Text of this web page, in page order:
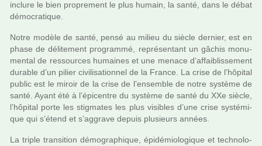
inclure le bien pro­pre­ment le plus humain, la santé, dans le débat
démo­cra­ti­que.
Notre modèle de santé, pensé au milieu du siècle der­nier, est en
phase de déli­te­ment pro­grammé, repré­sen­tant un gâchis monu­
men­tal de res­sour­ces humai­nes et une menace d’affai­blis­se­ment
dura­ble d’un pilier civi­li­sa­tion­nel de la France. La crise de l’hôpi­tal
public est le miroir de la crise de l’ensem­ble de notre sys­tème de
santé. Ayant été à l’épicentre du sys­tème de santé du XXe siècle,
l’hôpi­tal porte les stig­ma­tes les plus visi­bles d’une crise sys­té­mi­
que qui s’étend et s’aggrave depuis plu­sieurs années.
La triple tran­si­tion démo­gra­phi­que, épidémiologique et tech­no­lo­